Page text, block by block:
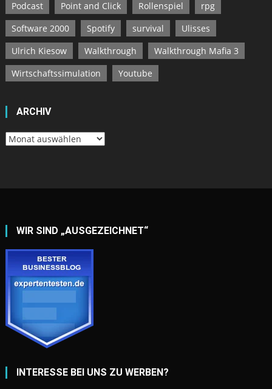
Podcast
Point and Click Rollenspiel
rpg
Software 2000
Spotify survival
Ulisses
Ulrich Kiesow
Walkthrough
Walkthrough Mafia 3
Wirtschaftssimulation
Youtube
ARCHIV
Archiv
WIR SIND „AUSGEZEICHNET“
INTERESSE BEI UNS ZU WERBEN?